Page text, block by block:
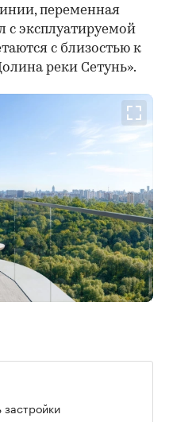
переменная
с эксплуатируемой
с близостью к
реки Сетунь».